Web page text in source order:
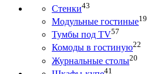
Стенки43
Модульные гостиные19
Тумбы под ТV57
Комоды в гостиную22
Журнальные столы20
41